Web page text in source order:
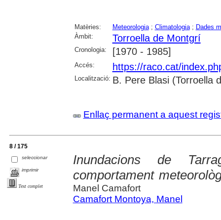
Matèries: Meteorologia; Climatologia; Dades
Àmbit:
Torroella de Montgrí
Cronologia: [1970 - 1985]
Accés: https://raco.cat/
Localització: B. Pere Blasi (Torroella
Enllaç permanent a aquest
8 / 175
seleccionar
imprimir
Text complet
Inundacions de
comportament
Manel Camafort
Camafort Montoya, Manel